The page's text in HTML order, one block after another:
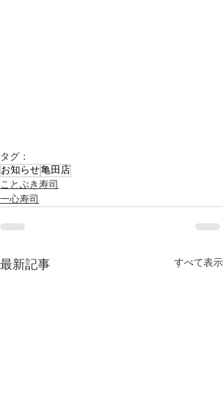
タグ：
お知らせ亀田店
ことぶき寿司
一心寿司
最新記事 すべて表示